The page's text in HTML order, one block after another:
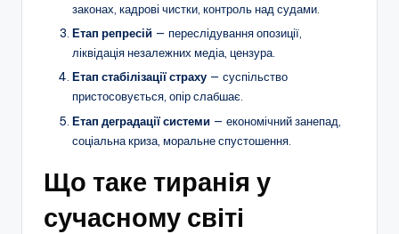
законах, кадрові чистки, контроль над судами.
Етап репресій — переслідування опозиції,
ліквідація незалежних медіа, цензура.
Етап стабілізації страху — суспільство
пристосовується, опір слабшає.
Етап деградації системи — економічний занепад,
соціальна криза, моральне спустошення.
Що таке тиранія у
сучасному світі